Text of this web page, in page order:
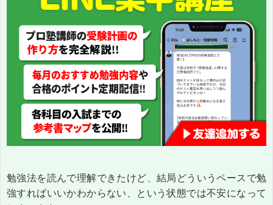
勉強法を読んで理解できたけど、結局どういうペースで勉
強すればいいかわからない、という状態では不安になって